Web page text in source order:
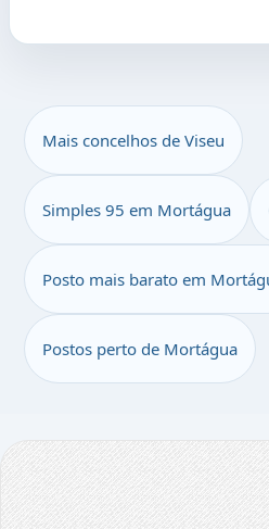
Mais concelhos de Viseu
Simples 95 em Mortágua
Posto mais barato em
Postos perto de Mortágua